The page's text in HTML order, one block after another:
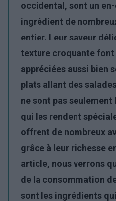
occidental, sont un
ingrédient de
entier. Leur saveur
texture croquante font
appréciées aussi bien
plats allant des
ne sont pas
qui les rendent
offrent de nombreux
grâce à leur richesse
article, nous verrons
de la consommation
sont les ingrédients